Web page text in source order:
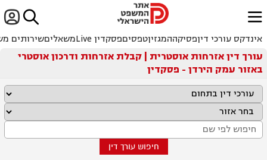

ﱐ
אינדקס עורכי דיןפסיקההמגזיןטפסיםפסקדין Live משאליםשירותים
עורך דין אזרחות אוסטרית | קבלת אזרחות ודרכון אוסטרי
באזור עמק הירדן - פסקדין
חיפוש עורך דין